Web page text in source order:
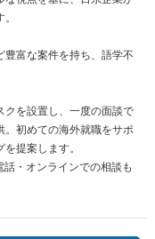
富な案件を持ち、語学不
クを設置し、一度の面談で
初めての海外就職をサポ
提案します。
・オンラインでの相談も